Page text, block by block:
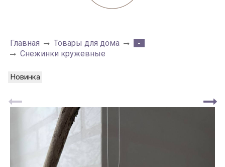
Главная Товары для дома
-
Снежинки кружевные
Новинка